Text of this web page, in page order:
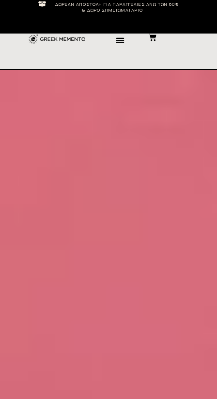
ΔΩΡΕΆΝ ΑΠΟΣΤΟΛΉ ΓΙΑ ΠΑΡΑΓΓΕΛΊΕΣ ΆΝΩ ΤΩΝ 60€
& ΔΏΡΟ ΣΗΜΕΙΩΜΑΤΆΡΙΟ